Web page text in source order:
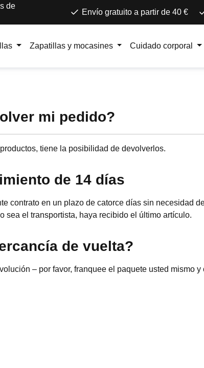
de
Envío gratuito a partir de 40 €
Zapatillas y mocasines Cuidado corporal
mi pedido?
tiene la posibilidad de devolverlos.
de 14 días
contrato en un plazo de catorce días sin necesidad
sea el transportista, haya recibido el último artículo.
de vuelta?
– por favor, franquee el paquete usted mismo